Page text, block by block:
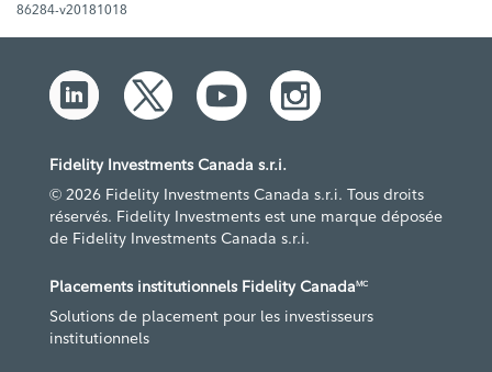
86284-v20181018
Fidelity Investments Canada s.r.i.
© 2026 Fidelity Investments Canada s.r.i. Tous droits
réservés. Fidelity Investments est une marque déposée
de Fidelity Investments Canada s.r.i.
Placements institutionnels Fidelity CanadaMC
Solutions de placement pour les investisseurs
institutionnels